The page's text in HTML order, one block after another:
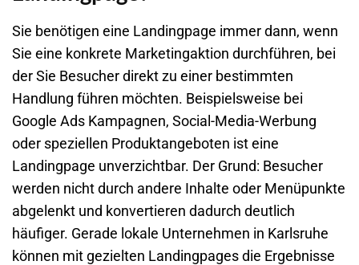
Sie benötigen eine Landingpage immer dann, wenn
Sie eine konkrete Marketingaktion durchführen, bei
der Sie Besucher direkt zu einer bestimmten
Handlung führen möchten. Beispielsweise bei
Google Ads Kampagnen, Social-Media-Werbung
oder speziellen Produktangeboten ist eine
Landingpage unverzichtbar. Der Grund: Besucher
werden nicht durch andere Inhalte oder Menüpunkte
abgelenkt und konvertieren dadurch deutlich
häufiger. Gerade lokale Unternehmen in Karlsruhe
können mit gezielten Landingpages die Ergebnisse